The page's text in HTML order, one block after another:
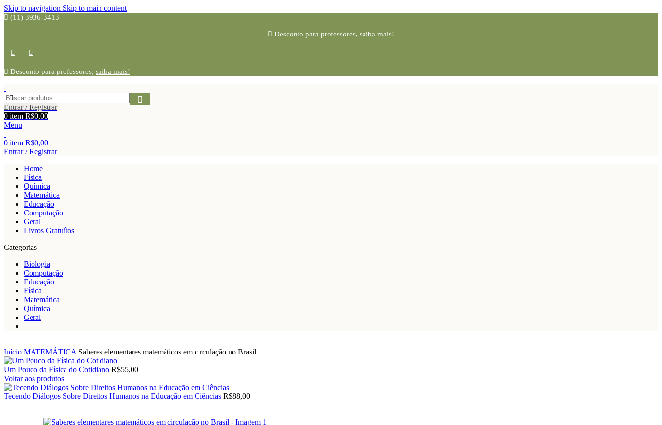
Skip to navigation Skip to main content
(11) 3936-3413
Desconto para professores, saiba mais!
Desconto para professores, saiba mais!
Entrar / Registrar
0 item R$0,00
Menu
0 item R$0,00
Entrar / Registrar
Home
Física
Química
Matemática
Educação
Computação
Geral
Livros Gratuítos
Categorias
Biologia
Computação
Educação
Física
Matemática
Química
Geral
Início MATEMÁTICA Saberes elementares matemáticos em circulação no Brasil
Um Pouco da Física do Cotidiano R$55,00
Voltar aos produtos
Tecendo Diálogos Sobre Direitos Humanos na Educação em Ciências R$88,00